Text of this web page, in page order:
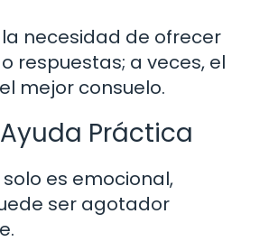
necesidad de ofrecer
respuestas; a veces, el
mejor consuelo.
Práctica
solo es emocional,
ser agotador